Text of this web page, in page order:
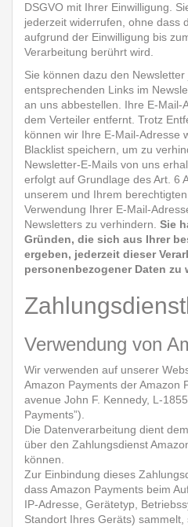
DSGVO mit Ihrer Einwilligung.
jederzeit widerrufen, ohne dass
aufgrund der Einwilligung bis
Verarbeitung berührt wird.
Sie können dazu den
entsprechenden Links im
an uns abbestellen. Ihre E-Mail-
dem Verteiler entfernt. Trotz
können wir Ihre E-Mail-Adresse
Blacklist speichern, um zu
Newsletter-E-Mails von uns
erfolgt auf Grundlage des Art. 6
unserem und Ihrem
Verwendung Ihrer E-Mail-
Newsletters zu verhindern. Sie
Gründen, die sich aus Ihrer
ergeben, jederzeit dieser
personenbezogener Daten zu
Verwendung von
Wir verwenden auf unserer
Amazon Payments der Amazon
avenue John F. Kennedy, L-
Payments”).
Die Datenverarbeitung dient
über den Zahlungsdienst
können.
Zur Einbindung dieses
dass Amazon Payments beim
IP-Adresse, Gerätetyp,
Standort Ihres Geräts) sammelt,